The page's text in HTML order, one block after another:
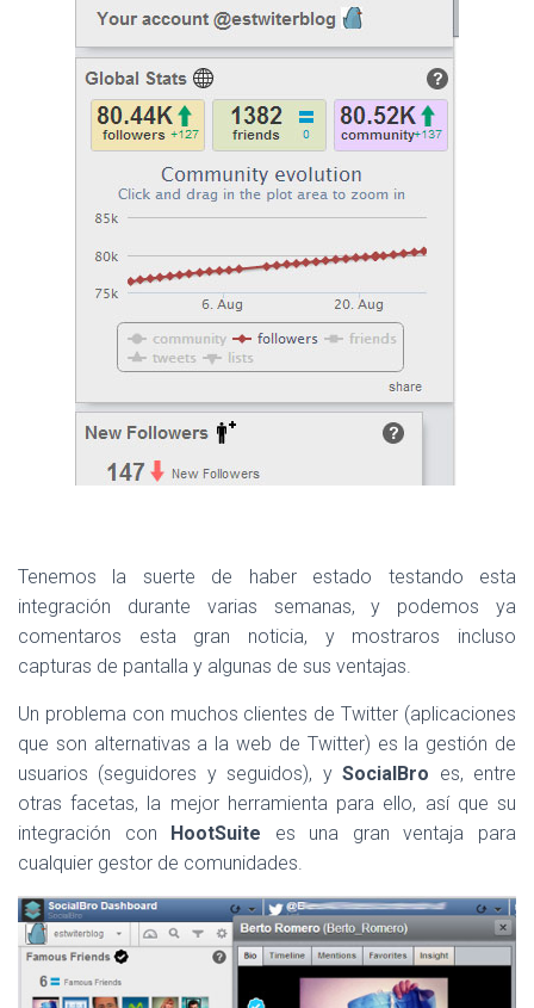
Tenemos la suerte de haber estado testando esta
integración durante varias semanas, y podemos ya
comentaros esta gran noticia, y mostraros incluso
capturas de pantalla y algunas de sus ventajas.
Un problema con muchos clientes de Twitter (aplicaciones
que son alternativas a la web de Twitter) es la gestión de
usuarios (seguidores y seguidos), ySocialBro es, entre
otras facetas, la mejor herramienta para ello, así que su
integración con HootSuite es una gran ventaja para
cualquier gestor de comunidades.